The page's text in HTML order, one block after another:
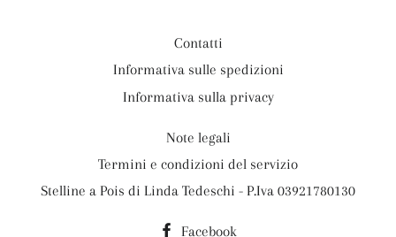
Contatti
Informativa sulle spedizioni
Informativa sulla privacy
Note legali
Termini e condizioni del servizio
Stelline a Pois di Linda Tedeschi - P.Iva 03921780130
Facebook